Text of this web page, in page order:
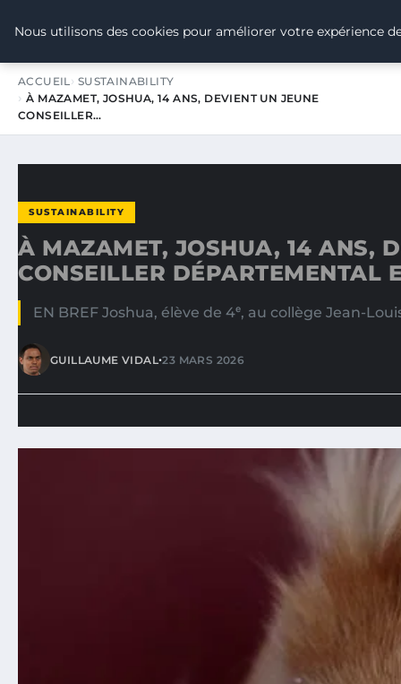
TOUR DE FRANCE POUR LE
ACCUEIL SUSTAINABILITY
À MAZAMET, JOSHUA, 14 ANS, DEVIENT UN JEUNE
CONSEILLER…
SUSTAINABILITY
À MAZAMET, JOSHUA, 14 ANS,
CONSEILLER DÉPARTEMENTAL
EN BREF Joshua, élève de 4ᵉ, au collège Jean-
GUILLAUME VIDAL•23 MARS 2026
Nous utilisons des cookies pour améliorer votre expérience